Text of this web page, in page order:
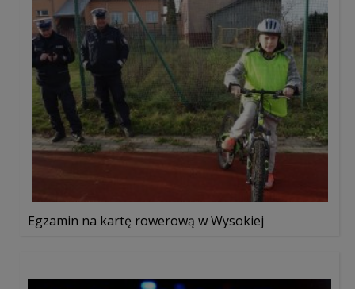
Egzamin na kartę rowerową w Wysokiej